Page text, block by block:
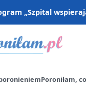
„Szpital
Poroniłam,